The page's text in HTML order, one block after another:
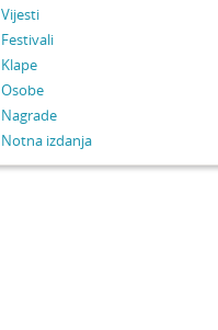
Vijesti
Festivali
Klape
Osobe
Nagrade
Notna izdanja